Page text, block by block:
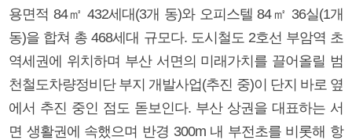
용면적 84㎡ 432세대(3개 동)와 오피스텔 84㎡ 36실(1개
동)을 합쳐 총 468세대 규모다. 도시철도 2호선 부암역 초
역세권에 위치하며 부산 서면의 미래가치를 끌어올릴 범
천철도차량정비단 부지 개발사업(추진 중)이 단지 바로 옆
에서 추진 중인 점도 돋보인다. 부산 상권을 대표하는 서
면 생활권에 속했으며 반경 300m 내 부전초를 비롯해 항